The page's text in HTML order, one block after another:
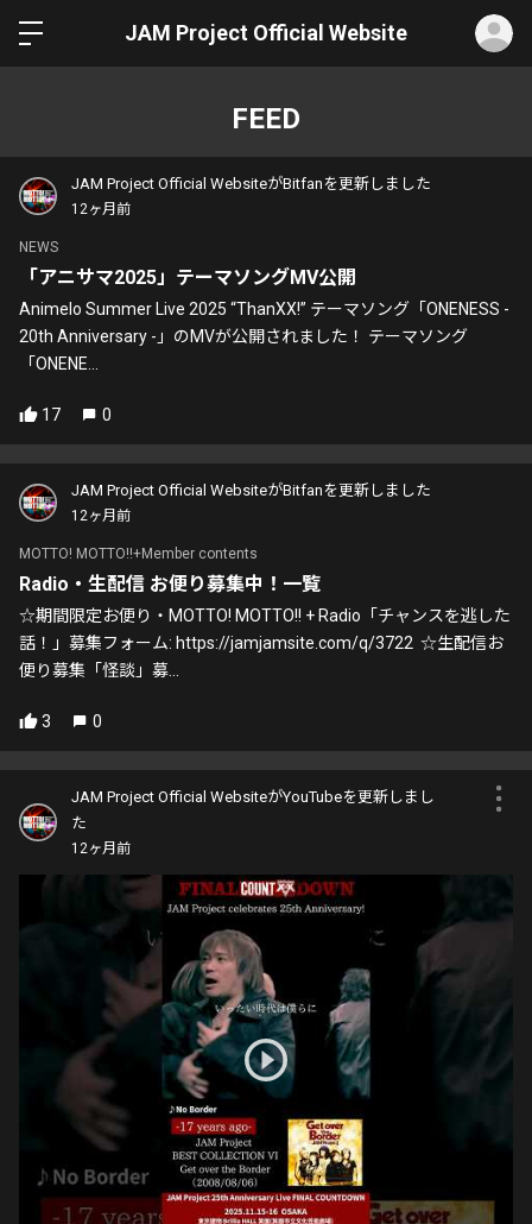
JAM Project Official Website
FEED
JAM Project Official WebsiteがBitfanを更新しました
12ヶ月前
NEWS
「アニサマ2025」テーマソングMV公開
Animelo Summer Live 2025 “ThanXX!” テーマソング「ONENESS -
20th Anniversary -」のMVが公開されました！ テーマソング
「ONENE...
17 0
JAM Project Official WebsiteがBitfanを更新しました
12ヶ月前
MOTTO! MOTTO!!+Member contents
Radio・生配信 お便り募集中！一覧
☆期間限定お便り・MOTTO! MOTTO!! + Radio「チャンスを逃した
話！」募集フォーム: https://jamjamsite.com/q/3722 ☆生配信お
便り募集「怪談」募...
3 0
JAM Project Official WebsiteがYouTubeを更新しまし
た
12ヶ月前